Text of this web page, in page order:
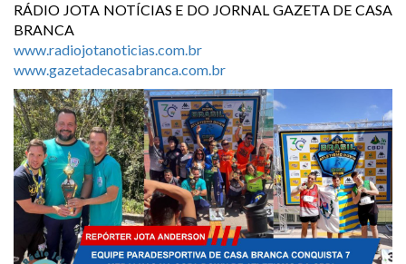
RÁDIO JOTA NOTÍCIAS E DO JORNAL GAZETA DE CASA
BRANCA
www.radiojotanoticias.com.br
www.gazetadecasabranca.com.br